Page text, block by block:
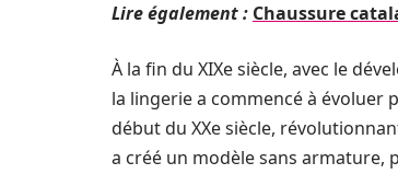
Lire également : Chaussure
À la fin du XIXe siècle, avec le
la lingerie a commencé à évoluer
début du XXe siècle,
a créé un modèle sans armature,